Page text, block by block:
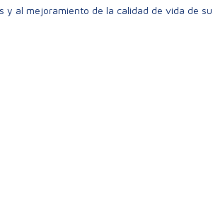
al mejoramiento de la calidad de vida de